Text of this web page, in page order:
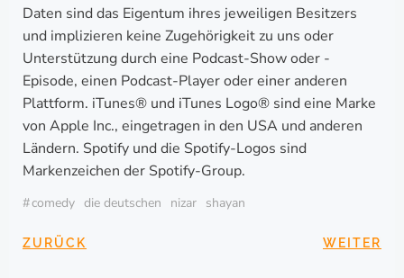
Daten sind das Eigentum ihres jeweiligen Besitzers
und implizieren keine Zugehörigkeit zu uns oder
Unterstützung durch eine Podcast-Show oder -
Episode, einen Podcast-Player oder einer anderen
Plattform. iTunes® und iTunes Logo® sind eine Marke
von Apple Inc., eingetragen in den USA und anderen
Ländern. Spotify und die Spotify-Logos sind
Markenzeichen der Spotify-Group.
#comedy die deutschen nizar shayan
ZURÜCK WEITER